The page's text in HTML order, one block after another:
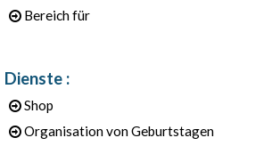
Bereich für
Dienste :
Shop
Organisation von Geburtstagen